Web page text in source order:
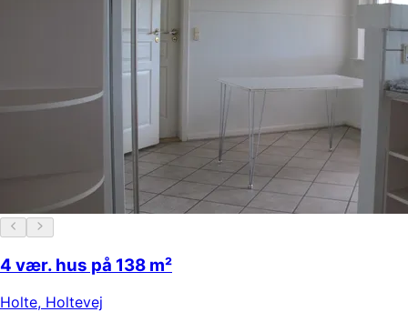
4 vær. hus på 138 m²
Holte, Holtevej